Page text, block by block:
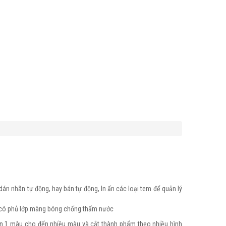
nhãn tự động, hay bán tự động, In ấn các loại tem để quản lý
phủ lớp màng bóng chống thấm nước
màu cho đến nhiều màu và cắt thành phẩm theo nhiều hình